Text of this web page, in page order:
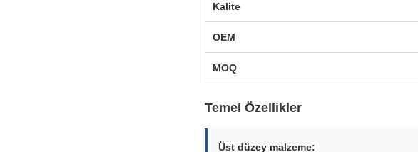
Kalite
OEM
MOQ
Temel Özellikler
Üst düzey malzeme: